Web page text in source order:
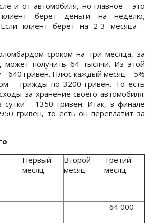
и от автомобиля, но главное - это
берет деньги на неделю,
Если клиент берет на 2-3 месяца -
сроком на три месяца, за
может получить 64 тысячи. Из этой
- 640 гривен. Плюс каждый месяц – 5%
- трижды по 3200 гривен. То есть
за хранение своего автомобиля:
сутки - 1350 гривен. Итак, в финале
гривен, то есть он переплатит за
Первый
месяц
Второй
месяц
Третий
месяц
- 64 000